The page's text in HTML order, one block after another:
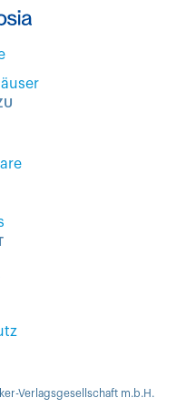
Verlagsgesellschaft m.b.H.